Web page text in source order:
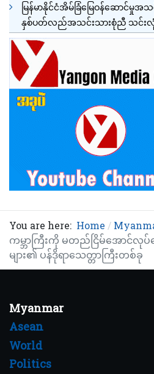
မြန်မာနိုင်ငံအိမ်ခြံမြေဝန်ဆောင်မှုအ
နှစ်ပတ်လည်အသင်းသားစုံညီ သင်းလုံ
You are here: Home
ကမ္ဘာကြီးကို မတည်ငြိမ်အောင်လု
များ၏ ပန်ဒိုရာသေတ္တာကြီးတစ်ခု
Myanmar
Asean
World
Politics